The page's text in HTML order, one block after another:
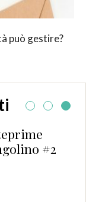
può gestire?
#2